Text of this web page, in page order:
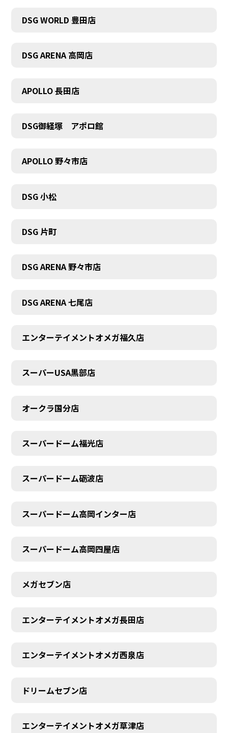
DSG WORLD 豊田店
DSG ARENA 高岡店
APOLLO 長田店
DSG御経塚 アポロ館
APOLLO 野々市店
DSG 小松
DSG 片町
DSG ARENA 野々市店
DSG ARENA 七尾店
エンターテイメントオメガ福久店
スーパーUSA黒部店
オークラ国分店
スーパードーム福光店
スーパードーム砺波店
スーパードーム高岡インター店
スーパードーム高岡四屋店
メガセブン店
エンターテイメントオメガ長田店
エンターテイメントオメガ西泉店
ドリームセブン店
エンターテイメントオメガ草津店